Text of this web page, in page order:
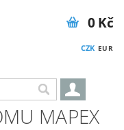
CZK EUR
0 Kč
MAPEX